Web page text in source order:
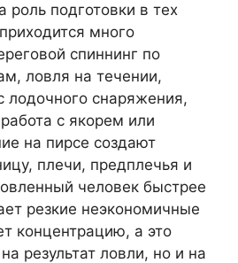
роль подготовки в тех
много
спиннинг по
ловля на течении,
лодочного снаряжения,
с якорем или
на пирсе создают
плечи, предплечья и
человек быстрее
резкие неэкономичные
концентрацию, а это
результат ловли, но и на